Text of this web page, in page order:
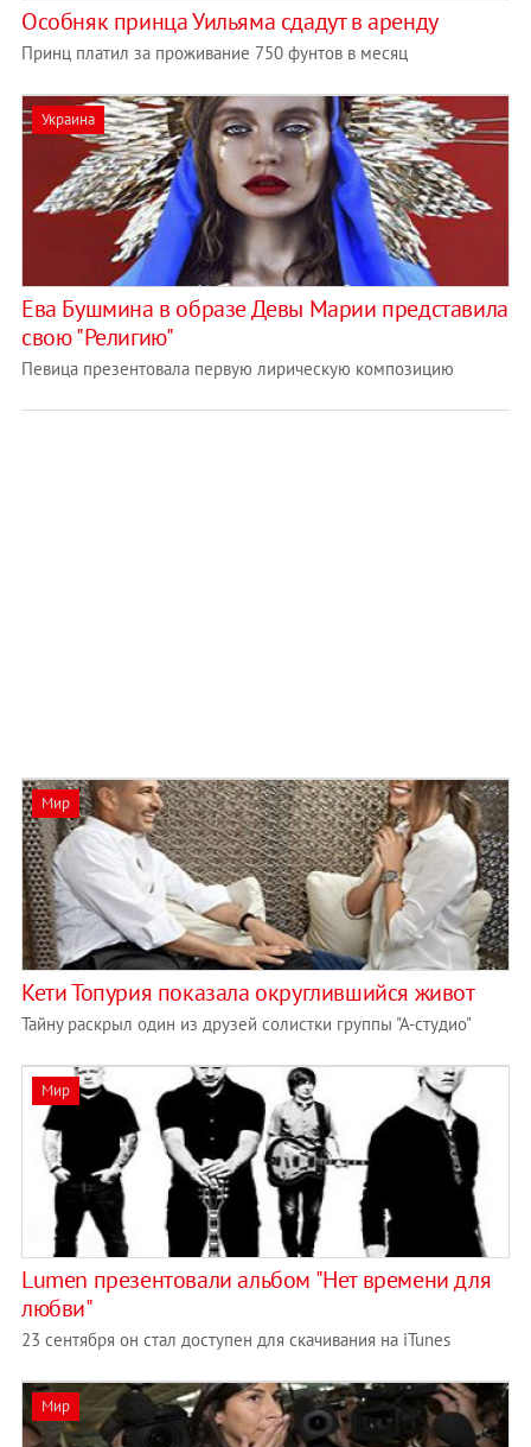
Особняк принца Уильяма сдадут в аренду
Принц платил за проживание 750 фунтов в месяц
Украина
Ева Бушмина в образе Девы Марии представила
свою "Религию"
Певица презентовала первую лирическую композицию
Мир
Кети Топурия показала округлившийся живот
Тайну раскрыл один из друзей солистки группы "А-студио"
Мир
Lumen презентовали альбом "Нет времени для
любви"
23 сентября он стал доступен для скачивания на iTunes
Мир